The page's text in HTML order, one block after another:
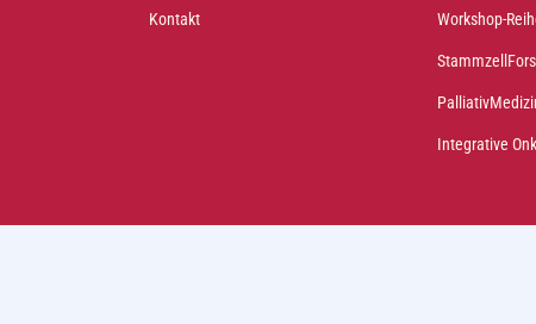
Kontakt Workshop-
Integrative